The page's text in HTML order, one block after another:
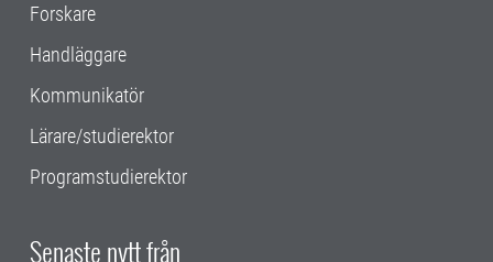
Forskare
Handläggare
Kommunikatör
Lärare/studierektor
Programstudierektor
Senaste nytt från